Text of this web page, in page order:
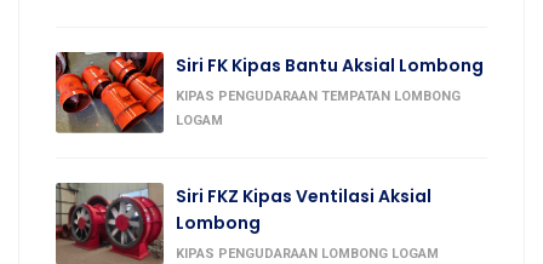
Siri FK Kipas Bantu Aksial Lombong
KIPAS PENGUDARAAN TEMPATAN LOMBONG
LOGAM
Siri FKZ Kipas Ventilasi Aksial
Lombong
KIPAS PENGUDARAAN LOMBONG LOGAM